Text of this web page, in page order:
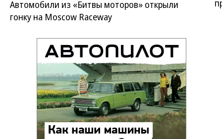
Автомобили из «Битвы моторов» открыли
гонку на Moscow Raceway